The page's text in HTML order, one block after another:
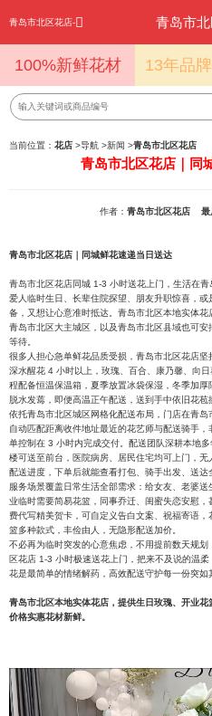
青岛市北区花店- 青岛市
100%新鲜花材 13年品
当前位置： 花店 >导航 >新闻 >青岛市北区花店
青岛市北区花店｜同
作者： 青岛市北区花店 最
青岛市北区花店｜同城鲜花速递当日送达
青岛市北区花店同城 1-3 小时送花上门，生活在
爱人临时生日、长辈住院探望、朋友升职惊喜，
备，又想让心意准时抵达。青岛市北区本地实体
青岛市北区大主城区，以及青岛市北区县域也可
等待。
很多人担心急单鲜花品质受损，青岛市北区花店
深水醒花 4 小时以上，玫瑰、百合、康乃馨、向
程配备恒温保温箱，夏季放置冰袋保湿，冬季加
脱水发蔫，即便高温正午配送，送到手中依旧花苞
依托青岛市北区城区网格化配送布局，门店在青
自动匹配距离收件地址最近的花艺师与配送骑手
单控制在 3 小时内完成交付。配送团队深耕本地
楼可送至前台，医院病房、居民住宅均可上门，
配送进度，下单后就能查看打包、骑手出发、送达
服务场景覆盖日常生活全部需求：给女友、老婆
业临时需要简易花篮，同事乔迁、闺蜜失恋安慰
费代写精美贺卡，可自定义告白文案、祝福寄语
篮多种款式，丰俭由人，无隐形配送加价。
不必再为临时突发的心意焦虑，不用提前数天规
区花店 1-3 小时极速送花上门，把来不及说的温
花是最简单的情绪解药，高效配送守护每一份突如
青岛市北区本地实体花店，提供生日玫瑰、开业
价格实惠花材新鲜。